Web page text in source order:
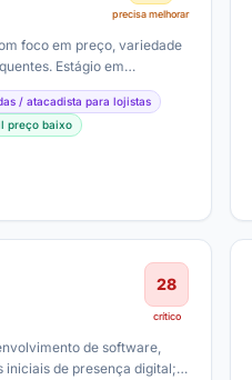
precisa melhorar
foco em preço, variedade
Estágio em
redes…
/ atacadista para lojistas
preço baixo
28
crítico
de software,
iniciais de presença digital;